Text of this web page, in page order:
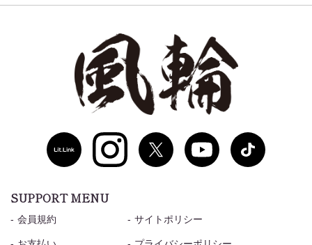
SUPPORT MENU
会員規約 サイトポリシー